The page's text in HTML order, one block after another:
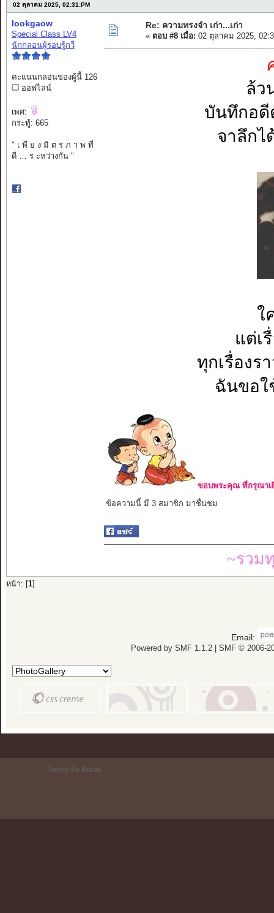
02 ตุลาคม 2025, 02:31:PM
lookgaow
Special Class LV4
นักกลอนผู้รอบรู้กวี
คะแนนกลอนของผู้นี้ 126
ออฟไลน์
เพศ:
กระทู้: 665
" เ พี ย ง มิ ต ร ภ า พ ที่
ดี … ร ะหว่างกัน "
Re: ความทรงจำ เก่า...เก่า
« ตอบ #8 เมื่อ: 02 ตุลาคม 2025,
ล้ว
บันทึกอดี
จาลึก
ใ
แต่เ
ทุกเรื่อง
ฉันขอ
ขอบพระคุณ ที่กรุณาเ
ข้อความนี้ มี 3 สมาชิก มาชื่นชม
~รวม
หน้า: [ 1]
Email:
Powered by SMF 1.1.2| SMF © 2006-
Theme By Burak